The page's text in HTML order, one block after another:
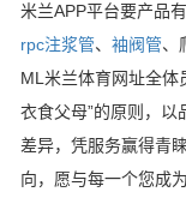
米兰APP平台要产品有
rpc注浆管、 袖阀管、
ML米兰体育网址全体
衣食父母”的原则，
差异，凭服务赢得青
向，愿与每一个您成